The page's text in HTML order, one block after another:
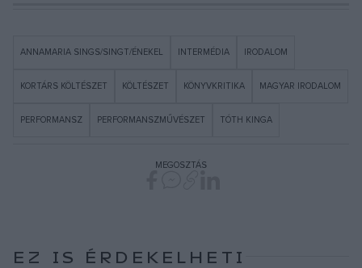
ANNAMARIA SINGS/SINGT/ÉNEKEL INTERMÉDIA IRODALOM
KORTÁRS KÖLTÉSZET KÖLTÉSZET KÖNYVKRITIKA MAGYAR IRODALOM
PERFORMANSZ PERFORMANSZMŰVÉSZET TÓTH KINGA
MEGOSZTÁS
EZ IS ÉRDEKELHETI